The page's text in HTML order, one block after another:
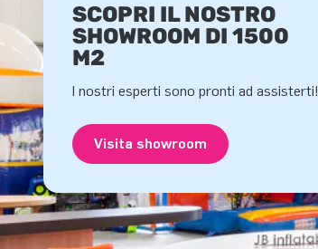
SCOPRI IL NOSTRO
SHOWROOM DI 1500
M2
I nostri esperti sono pronti ad assisterti!
Visita showroom